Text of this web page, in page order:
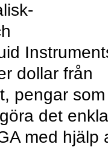
dollar från
pengar som
det
med hjälp